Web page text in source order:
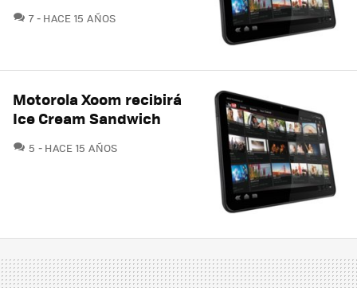
7COMENTARIOS
HACE 15 AÑOS
Motorola Xoom recibirá
Ice Cream Sandwich
5 COMENTARIOS
HACE 15 AÑOS